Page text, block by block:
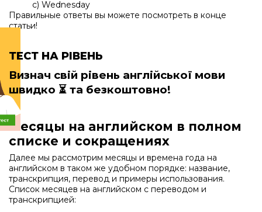
c) Wednesday
Правильные ответы вы можете посмотреть в конце
статьи!
ТЕСТ НА РІВЕНЬ
Визнач свій рівень англійської мови
швидко ⏳ та безкоштовно!
Месяцы на английском в полном
списке и сокращениях
Далее мы рассмотрим месяцы и времена года на
английском в таком же удобном порядке: название,
транскрипция, перевод и примеры использования.
Список месяцев на английском с переводом и
транскрипцией: